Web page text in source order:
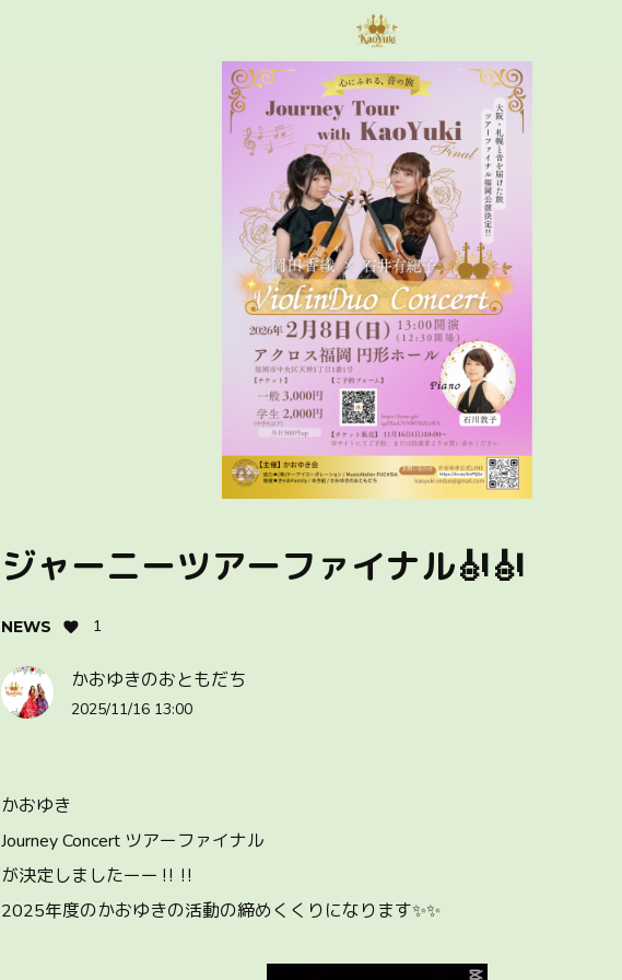
ジャーニーツアーファイナル🎻🎻
NEWS 1
かおゆきのおともだち
2025/11/16 13:00
かおゆき
Journey Concert ツアーファイナル
が決定しましたーー‼️‼️
2025年度のかおゆきの活動の締めくくりになります✨✨